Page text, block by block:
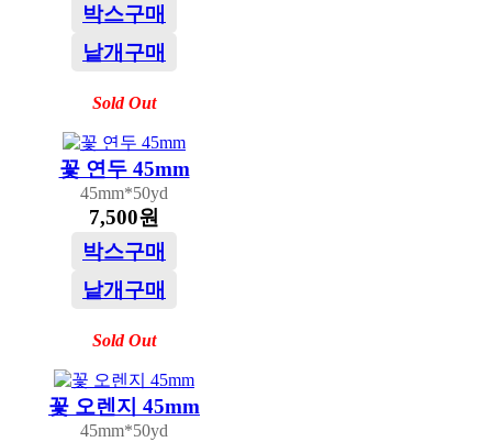
박스구매
낱개구매
Sold Out
꽃 연두 45mm
45mm*50yd
7,500원
박스구매
낱개구매
Sold Out
꽃 오렌지 45mm
45mm*50yd